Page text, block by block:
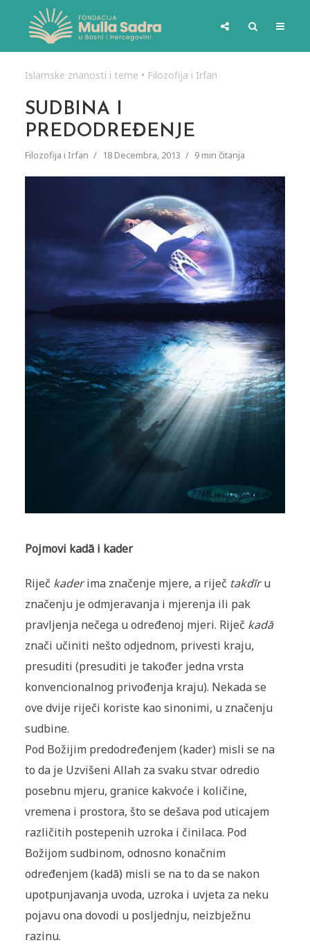
Islamske znanosti i teme • Filozofija i Irfan
SUDBINA I
PREDODREĐENJE
Filozofija i Irfan 18 Decembra, 2013 9 min čitanja
Pojmovi kadā i kader
Riječ kaderima značenje mjere, a riječ takdīru
značenju je odmjeravanja i mjerenja ili pak
pravljenja nečega u određenoj mjeri. Riječ kadā
znači učiniti nešto odjednom, privesti kraju,
presuditi (presuditi je također jedna vrsta
konvencionalnog privođenja kraju). Nekada se
ove dvije riječi koriste kao sinonimi, u značenju
sudbine.
Pod Božijim predodređenjem (kader) misli se na
to da je Uzvišeni Allah za svaku stvar odredio
posebnu mjeru, granice kakvoće i količine,
vremena i prostora, što se dešava pod uticajem
različitih postepenih uzroka i činilaca. Pod
Božijom sudbinom, odnosno konačnim
određenjem (kadā) misli se na to da se nakon
upotpunjavanja uvoda, uzroka i uvjeta za neku
pojavu ona dovodi u posljednju, neizbježnu
razinu.